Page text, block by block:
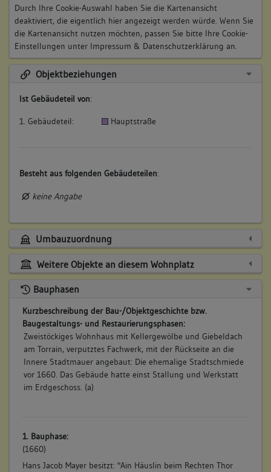
Durch Ihre Cookie-Auswahl haben Sie die Kartenansicht
deaktiviert, die eigentlich hier angezeigt werden würde. Wenn Sie
die Kartenansicht nutzen möchten, passen Sie bitte Ihre Cookie-
Einstellungen unter Impressum & Datenschutzerklärung an.
Objektbeziehungen
Ist Gebäudeteil von:
1. Gebäudeteil: Hauptstraße
Besteht aus folgenden Gebäudeteilen:
keine Angabe
Umbauzuordnung
Weitere Objekte an diesem Wohnplatz
Bauphasen
Kurzbeschreibung der Bau-/Objektgeschichte bzw.
Baugestaltungs- und Restaurierungsphasen:
Zweistöckiges Wohnhaus mit Kellergewölbe und Giebeldach
am Torrain, verputztes Fachwerk, mit der Rückseite an die
Innere Stadtmauer angebaut: Die ehemalige Stadtschmiede
vor 1660. Das Gebäude hatte einst Stallung und Werkstatt
im Erdgeschoss. (a)
1. Bauphase:
(1660)
Hans Jacob Mayer besitzt: "Ain Häuslin beim Rechten Thor